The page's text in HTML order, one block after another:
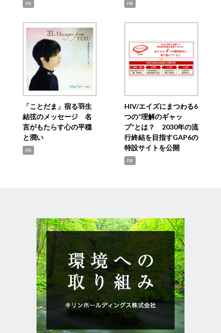
PR PR
「ことだま」宿る羽生
結弦のメッセージ 名
言がもたらす心の平穏
と潤い
PR
HIV/エイズにまつわる6
つの“理解のギャッ
プ”とは？ 2030年の流
行終結を目指すGAP6の
特設サイトを公開
PR